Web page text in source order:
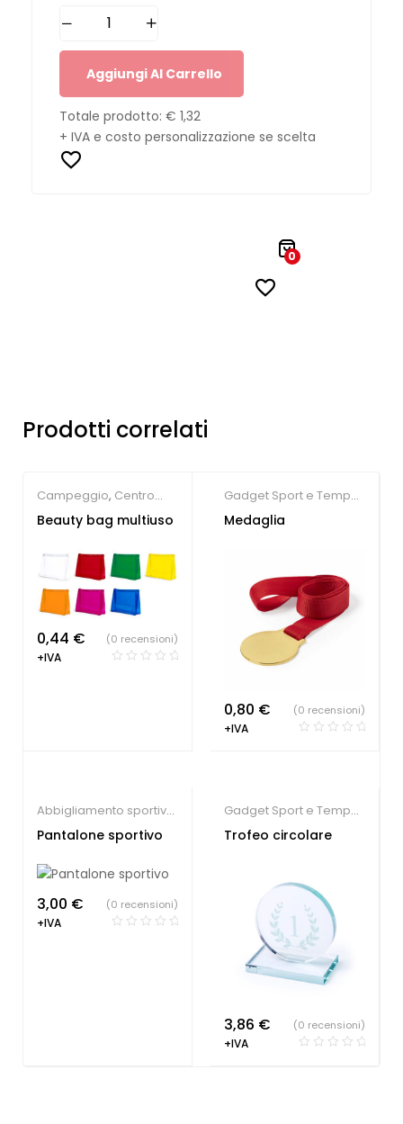
Aggiungi Al Carrello
Totale prodotto: € 1,32
+ IVA e costo personalizzazione se scelta
0
Prodotti correlati
Campeggio, Centro
estetico ,Gadget per la
e Tempo Libero
Beauty bag multiuso
0,44 €
+IVA
(0 recensioni)
Gadget Sport e Tempo
Libero,Medaglie
Medaglia
0,80 €
+IVA
(0 recensioni)
Abbigliamento sportivo
Gadget Sport e Tempo
Pantalone sportivo
3,00 €
+IVA
(0 recensioni)
Gadget Sport e Tempo
Libero,Medaglie
Trofeo circolare
3,86 €
+IVA
(0 recensioni)